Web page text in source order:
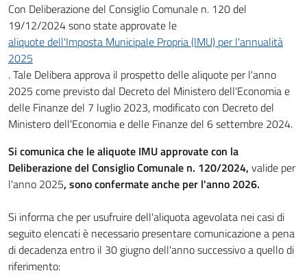
Con Deliberazione del Consiglio Comunale n. 120 del
19/12/2024 sono state approvate le
aliquote dell'Imposta Municipale Propria (IMU) per l'annualità
2025
. Tale Delibera approva il prospetto delle aliquote per l'anno
2025 come previsto dal Decreto del Ministero dell'Economia e
delle Finanze del 7 luglio 2023, modificato con Decreto del
Ministero dell'Economia e delle Finanze del 6 settembre 2024.
Si comunica che le aliquote IMU approvate con la
Deliberazione del Consiglio Comunale n. 120/2024, valide per
l'anno 2025, sono confermate anche per l'anno 2026.
Si informa che per usufruire dell'aliquota agevolata nei casi di
seguito elencati è necessario presentare comunicazione a pena
di decadenza entro il 30 giugno dell'anno successivo a quello di
riferimento: